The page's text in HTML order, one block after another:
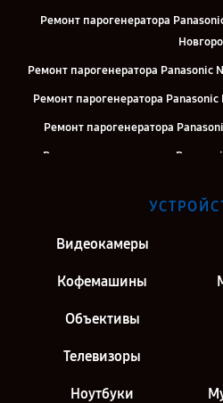
Ремонт парогенератора
Ремонт парогенератора Panasonic
Ремонт парогенератора
Ремонт парогенератора
Ремонт парогенератора
Видеокамеры
Кофемашины
Объективы
Телевизоры
Ноутбуки